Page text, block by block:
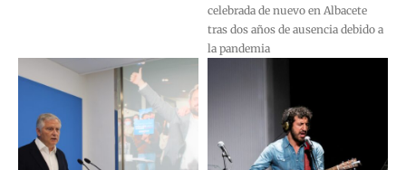
celebrada de nuevo en Albacete
tras dos años de ausencia debido a
la pandemia